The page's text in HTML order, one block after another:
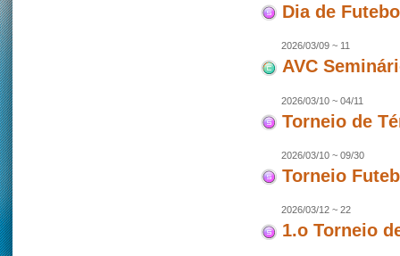
Dia de
2026/03/09 ~ 11
AVC
2026/03/10 ~ 04/11
Torneio de
2026/03/10 ~ 09/30
Torneio
2026/03/12 ~ 22
1.o Torneio